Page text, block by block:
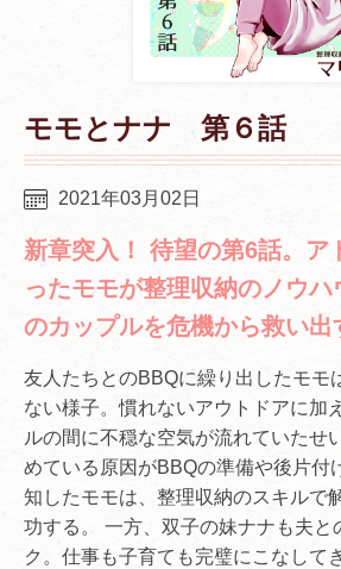
モモとナナ 第６話
2021年03月02日
新章突入！ 待望の第6話。ア
ったモモが整理収納のノウ
のカップルを危機から救い出
友人たちとのBBQに繰り出したモモ
ない様子。慣れないアウトドアに加
ルの間に不穏な空気が流れていたせ
めている原因がBBQの準備や後片付
知したモモは、整理収納のスキルで
功する。 一方、双子の妹ナナも夫と
ク。仕事も子育ても完璧にこなして